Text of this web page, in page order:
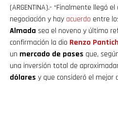
(ARGENTINA).- “Finalmente llegó
negociación y hay acuerdo entre
Almada sea el noveno y último
confirmación la dio Renzo Pantich
un mercado de pases que,
una inversión total de
dólares y que consideró el mejor